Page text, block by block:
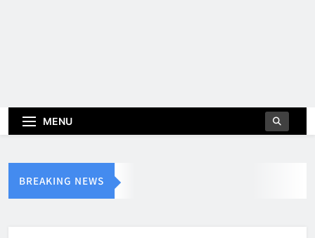
MENU
BREAKING NEWS